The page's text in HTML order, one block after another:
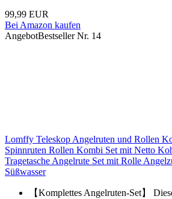
99,99 EUR
Bei Amazon kaufen
AngebotBestseller Nr. 14
Lomffy Teleskop Angelruten und Rollen
Spinnruten Rollen Kombi Set mit Netto
Tragetasche Angelrute Set mit Rolle
Süßwasser
【Komplettes Angelruten-Set】